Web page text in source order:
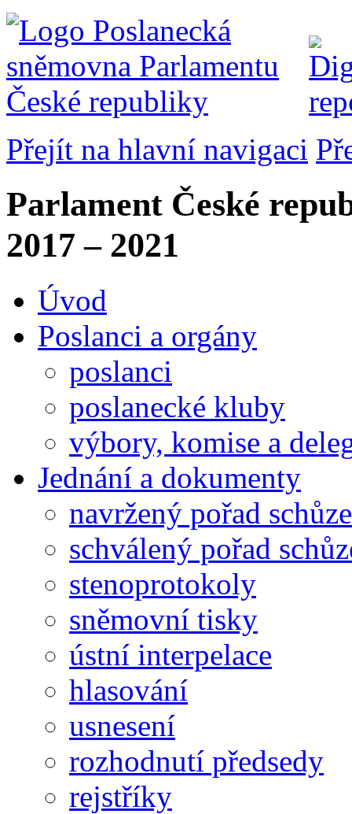
Přejít na hlavní navigaci
Parlament České
2017 – 2021
Úvod
Poslanci a orgány
poslanci
poslanecké kluby
výbory, komise a
Jednání a dokumenty
navržený pořad schůze
schválený pořad
stenoprotokoly
sněmovní tisky
ústní interpelace
hlasování
usnesení
rozhodnutí předsedy
rejstříky